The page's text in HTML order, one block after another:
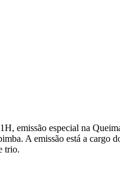
emissão especial na
A emissão está a
trio.